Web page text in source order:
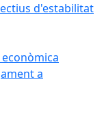
d'estabilitat
a